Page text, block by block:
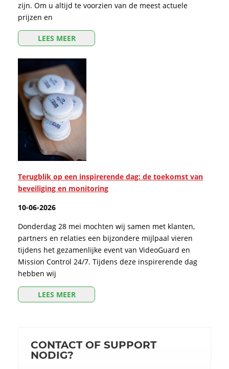
zijn. Om u altijd te voorzien van de meest actuele
prijzen en
LEES MEER
Terugblik op een inspirerende dag: de toekomst van
beveiliging en monitoring
10-06-2026
Donderdag 28 mei mochten wij samen met klanten,
partners en relaties een bijzondere mijlpaal vieren
tijdens het gezamenlijke event van VideoGuard en
Mission Control 24/7. Tijdens deze inspirerende dag
hebben wij
LEES MEER
CONTACT OF SUPPORT
NODIG?